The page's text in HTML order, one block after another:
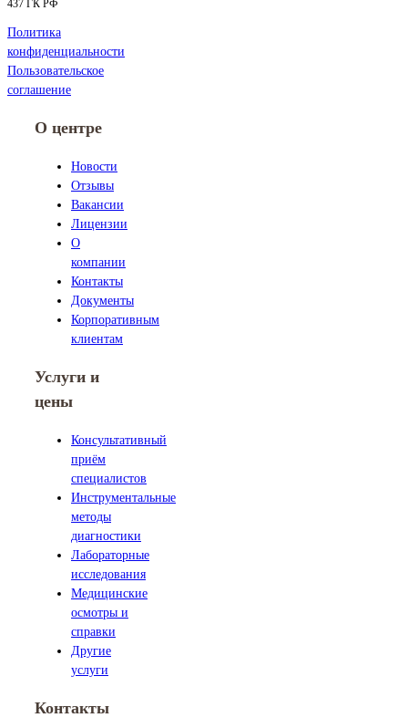
437 ГК РФ
Политика
конфиденциальности
Пользовательское
соглашение
О центре
Новости
Отзывы
Вакансии
Лицензии
О
компании
Контакты
Документы
Корпоративным
клиентам
Услуги и
цены
Консультативный
приём
специалистов
Инструментальные
методы
диагностики
Лабораторные
исследования
Медицинские
осмотры и
справки
Другие
услуги
Контакты